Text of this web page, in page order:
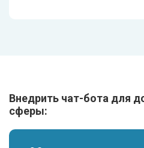
Внедрить чат-бота для
сферы: